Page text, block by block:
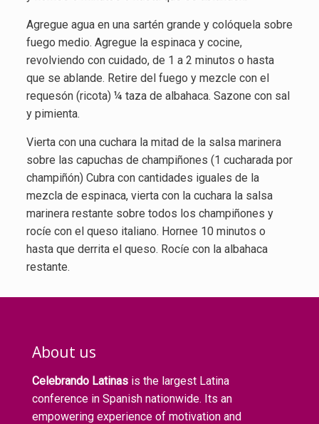
Agregue agua en una sartén grande y colóquela sobre
fuego medio. Agregue la espinaca y cocine,
revolviendo con cuidado, de 1 a 2 minutos o hasta
que se ablande. Retire del fuego y mezcle con el
requesón (ricota) ¼ taza de albahaca. Sazone con sal
y pimienta.
Vierta con una cuchara la mitad de la salsa marinera
sobre las capuchas de champiñones (1 cucharada por
champiñón) Cubra con cantidades iguales de la
mezcla de espinaca, vierta con la cuchara la salsa
marinera restante sobre todos los champiñones y
rocíe con el queso italiano. Hornee 10 minutos o
hasta que derrita el queso. Rocíe con la albahaca
restante.
About us
Celebrando Latinas is the largest Latina
conference in Spanish nationwide. Its an
empowering experience of motivation and